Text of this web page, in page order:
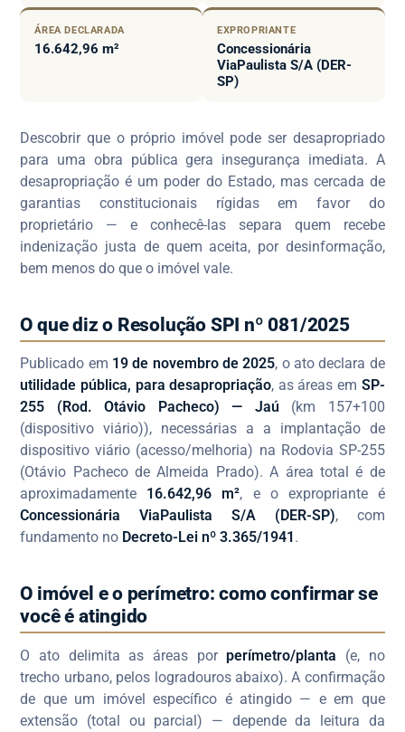
ÁREA DECLARADA
16.642,96 m²
EXPROPRIANTE
Concessionária
ViaPaulista S/A (DER-
SP)
Descobrir que o próprio imóvel pode ser desapropriado
para uma obra pública gera insegurança imediata. A
desapropriação é um poder do Estado, mas cercada de
garantias constitucionais rígidas em favor do
proprietário — e conhecê-las separa quem recebe
indenização justa de quem aceita, por desinformação,
bem menos do que o imóvel vale.
O que diz o Resolução SPI nº 081/2025
Publicado em 19 de novembro de 2025, o ato declara de
utilidade pública, para desapropriação, as áreas em SP-
255 (Rod. Otávio Pacheco) — Jaú (km 157+100
(dispositivo viário)), necessárias a a implantação de
dispositivo viário (acesso/melhoria) na Rodovia SP-255
(Otávio Pacheco de Almeida Prado). A área total é de
aproximadamente 16.642,96 m², e o expropriante é
Concessionária ViaPaulista S/A (DER-SP), com
fundamento no Decreto-Lei nº 3.365/1941 .
O imóvel e o perímetro: como confirmar se
você é atingido
O ato delimita as áreas por perímetro/planta (e, no
trecho urbano, pelos logradouros abaixo). A confirmação
de que um imóvel específico é atingido — e em que
extensão (total ou parcial) — depende da leitura da